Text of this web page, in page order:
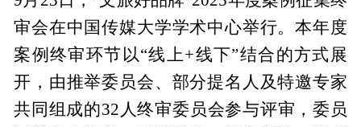
审会在中国传媒大学学术中心举行。本年度
案例终审环节以“线上+线下”结合的方式展
开，由推举委员会、部分提名人及特邀专家
共同组成的32人终审委员会参与评审，委员